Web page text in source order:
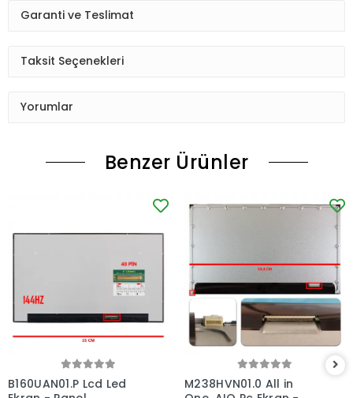
Garanti ve Teslimat
Taksit Seçenekleri
Yorumlar
Benzer Ürünler
B160UAN01.P Lcd Led
M238HVN01.0 All in